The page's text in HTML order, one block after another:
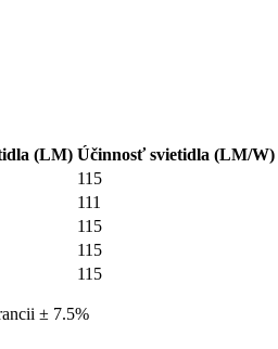
(LM) Účinnosť svietidla (LM/W)
115
111
115
115
115
± 7.5%